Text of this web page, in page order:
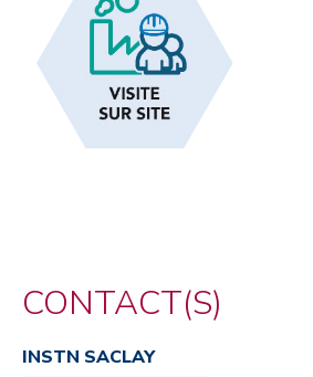
CONTACT(S)
INSTN SACLAY